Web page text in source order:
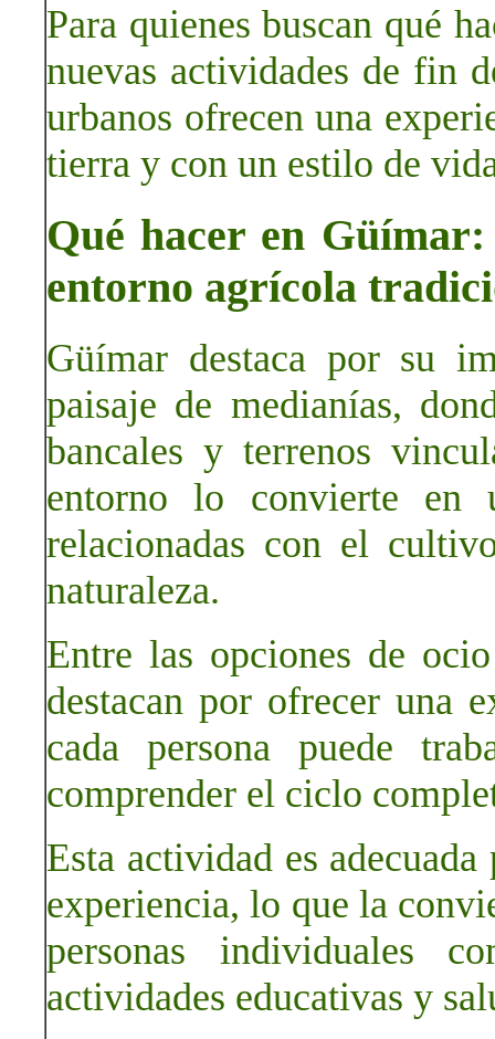
Para quienes buscan qué
nuevas actividades de fin
urbanos ofrecen una
tierra y con un estilo de
Qué hacer en
entorno agrícola
Güímar destaca por su
paisaje de medianías,
bancales y terrenos
entorno lo convierte en
relacionadas con el
naturaleza.
Entre las opciones de
destacan por ofrecer una
cada persona puede
comprender el ciclo
Esta actividad es
experiencia, lo que la
personas individuales
actividades educativas y